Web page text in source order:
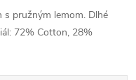
s pružným lemom. Dlhé
72% Cotton, 28%